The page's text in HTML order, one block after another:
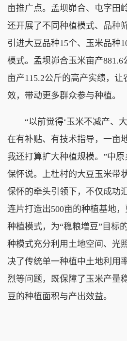
亩推广点。孟坝峁合、屯字田
还开展了不同种植模式、品种
引进大豆品种15个、玉米品种
模式。孟坝峁合玉米亩产
亩产115.2公斤的高产实绩，
效，带动更多群众参与种植。
“以前觉得‘玉米不减产、大
在有补贴、有技术指导，一亩
我还打算扩大种植规模。”中
保怀说。上杜村的大豆玉米带
保怀的牵头引领下，不仅成功
连片打造出500亩的种植基地
种植模式，为“稳粮增豆”目标
种模式充分利用土地空间、光
决了传统单一种植中土地利用
烈等问题，既保障了玉米产量
豆的种植面积与产出效益。